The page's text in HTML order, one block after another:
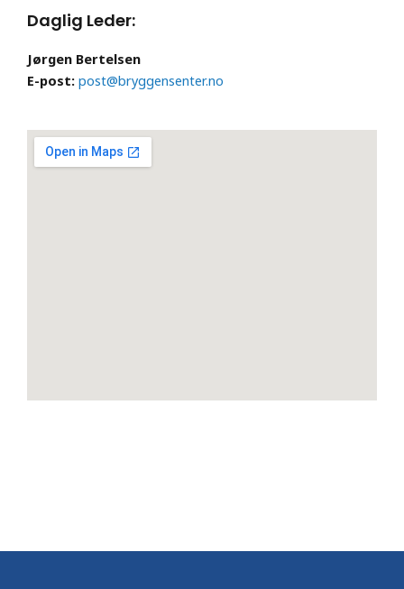
Daglig Leder:
Jørgen Bertelsen
E-post: post@bryggensenter.no